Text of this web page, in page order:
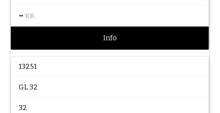
– KR
Info
13251
GL 32
32